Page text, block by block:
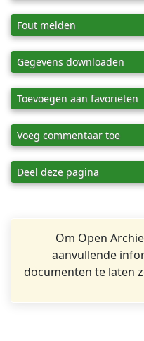
Fout melden
Gegevens downloaden
Toevoegen aan favorieten
Voeg commentaar toe
Deel deze pagina
Om Open
aanvullende
documenten te laten